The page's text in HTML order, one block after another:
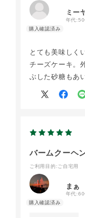
ミー
年代:50
とても美味しく
チーズケーキ。
ぶした砂糖もあ
バームクーヘ
ご利用目的 :ご自宅用
まぁ
年代:60